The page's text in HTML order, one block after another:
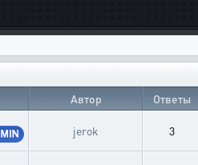
Автор Ответы
jerok 3